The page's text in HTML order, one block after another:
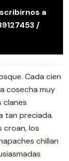
a
/
Cada cien
cosecha muy
clanes
tan preciada.
croan, los
chillan